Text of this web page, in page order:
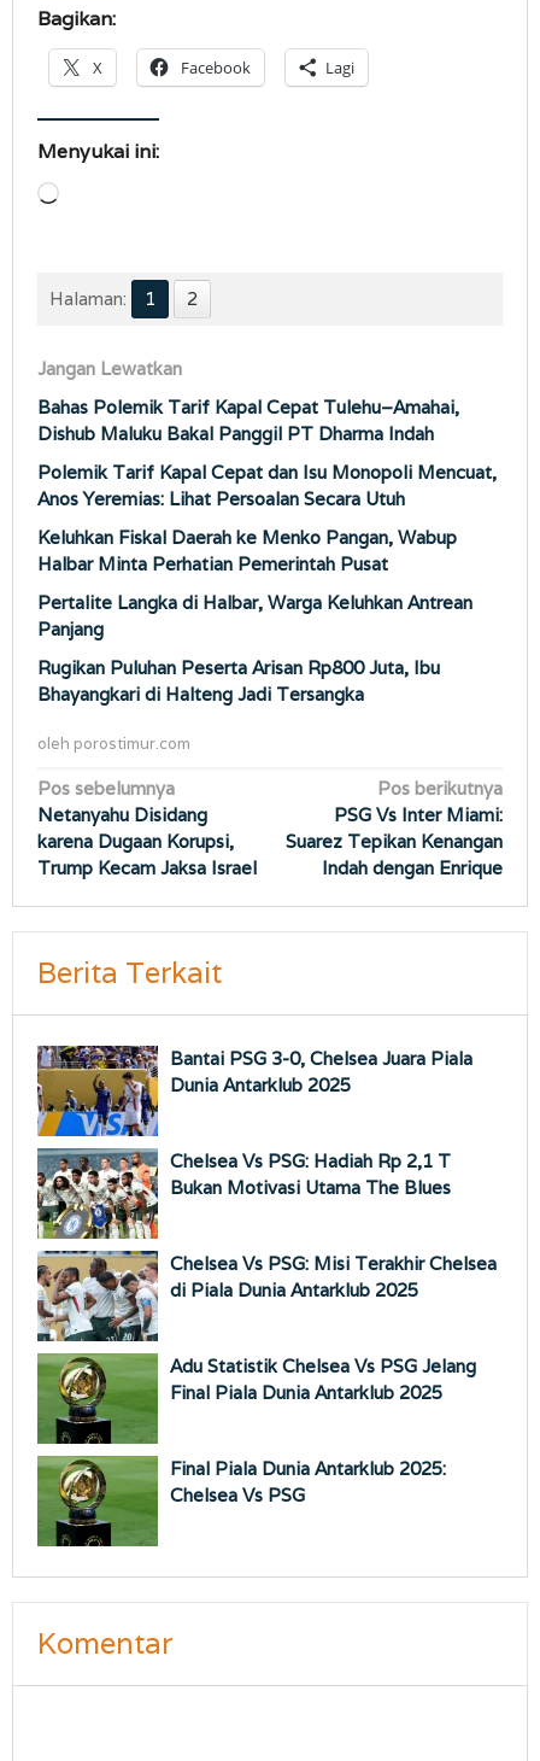
Bagikan:
X Facebook Lagi
Menyukai ini:
Memuat...
Halaman: 1 2
Jangan Lewatkan
Bahas Polemik Tarif Kapal Cepat Tulehu–Amahai,
Dishub Maluku Bakal Panggil PT Dharma Indah
Polemik Tarif Kapal Cepat dan Isu Monopoli Mencuat,
Anos Yeremias: Lihat Persoalan Secara Utuh
Keluhkan Fiskal Daerah ke Menko Pangan, Wabup
Halbar Minta Perhatian Pemerintah Pusat
Pertalite Langka di Halbar, Warga Keluhkan Antrean
Panjang
Rugikan Puluhan Peserta Arisan Rp800 Juta, Ibu
Bhayangkari di Halteng Jadi Tersangka
oleh porostimur.com
Navigasi
pos
Pos sebelumnya
Netanyahu Disidang
karena Dugaan Korupsi,
Trump Kecam Jaksa Israel
Pos berikutnya
PSG Vs Inter Miami:
Suarez Tepikan Kenangan
Indah dengan Enrique
Berita Terkait
Bantai PSG 3-0, Chelsea Juara Piala
Dunia Antarklub 2025
Chelsea Vs PSG: Hadiah Rp 2,1 T
Bukan Motivasi Utama The Blues
Chelsea Vs PSG: Misi Terakhir Chelsea
di Piala Dunia Antarklub 2025
Adu Statistik Chelsea Vs PSG Jelang
Final Piala Dunia Antarklub 2025
Final Piala Dunia Antarklub 2025:
Chelsea Vs PSG
Komentar